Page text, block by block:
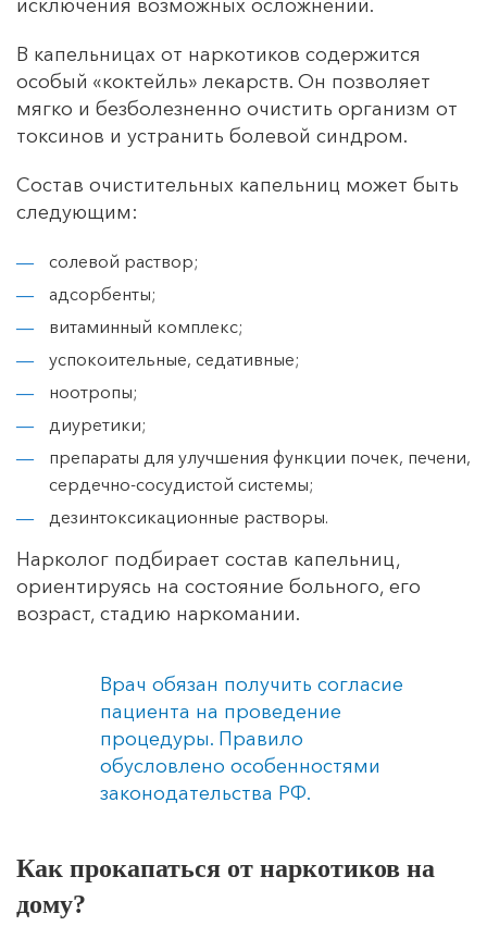
исключения возможных осложнений.
В капельницах от наркотиков содержится
особый «коктейль» лекарств. Он позволяет
мягко и безболезненно очистить организм от
токсинов и устранить болевой синдром.
Состав очистительных капельниц может быть
следующим:
солевой раствор;
адсорбенты;
витаминный комплекс;
успокоительные, седативные;
ноотропы;
диуретики;
препараты для улучшения функции почек, печени,
сердечно-сосудистой системы;
дезинтоксикационные растворы.
Нарколог подбирает состав капельниц,
ориентируясь на состояние больного, его
возраст, стадию наркомании.
Врач обязан получить согласие
пациента на проведение
процедуры. Правило
обусловлено особенностями
законодательства РФ.
Как прокапаться от наркотиков на
дому?